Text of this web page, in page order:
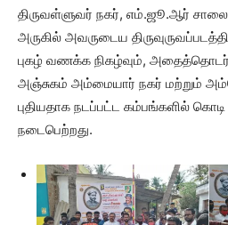
திருவள்ளுவர் நகர், எம்.ஜூ.ஆர்
அருகில் அவருடைய
புகழ் வணக்க நிகழ்வும்,
அஞ்சுகம் அம்மையார் நகர் மற்றும்
புதியதாக நடப்பட்ட கம்பங்களில் கொடி
நடைபெற்றது.